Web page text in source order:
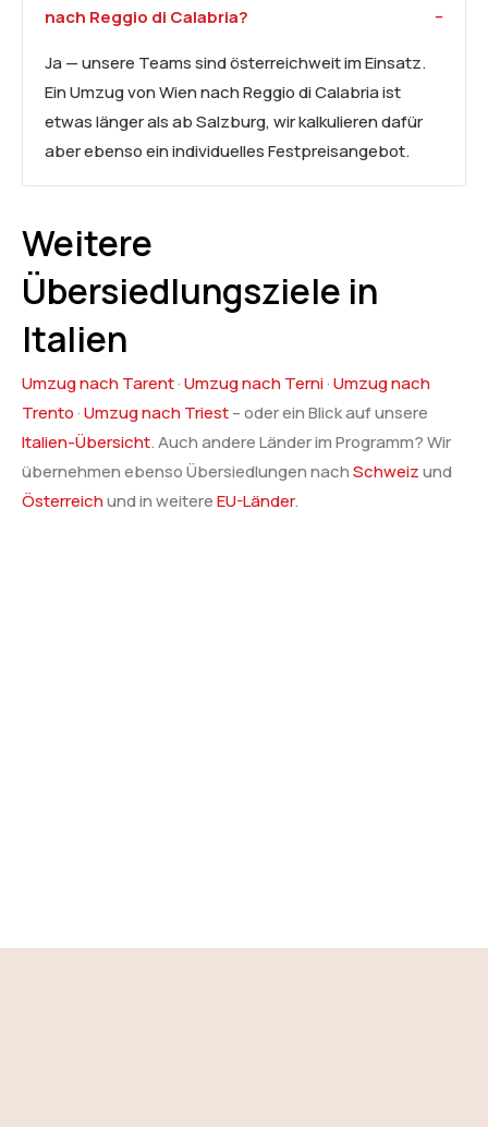
nach Reggio di Calabria?
Ja — unsere Teams sind österreichweit im Einsatz.
Ein Umzug von Wien nach Reggio di Calabria ist
etwas länger als ab Salzburg, wir kalkulieren dafür
aber ebenso ein individuelles Festpreisangebot.
Weitere
Übersiedlungsziele in
Italien
Umzug nach Tarent·Umzug nach Terni·Umzug nach
Trento ·Umzug nach Triest– oder ein Blick auf unsere
Italien-Übersicht. Auch andere Länder im Programm? Wir
übernehmen ebenso Übersiedlungen nachSchweizund
Österreichund in weitereEU-Länder.